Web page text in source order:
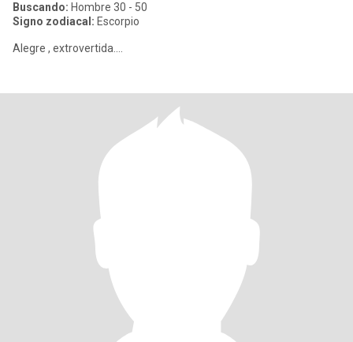
Buscando: Hombre 30 - 50
Signo zodiacal: Escorpio
Alegre , extrovertida....